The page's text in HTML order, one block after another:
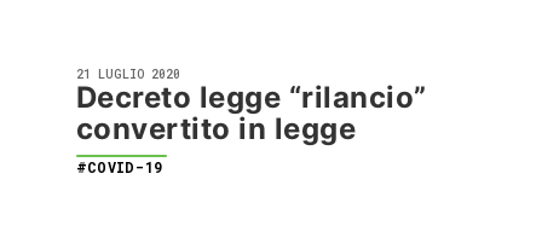
21 LUGLIO 2020
Decreto legge “rilancio”
convertito in legge
#COVID-19